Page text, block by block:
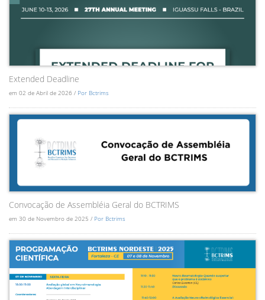
Extended Deadline
em 02 de Abril de 2026 / Por Bctrims
Convocação de Assembléia Geral do BCTRIMS
em 30 de Novembro de 2025 / Por Bctrims